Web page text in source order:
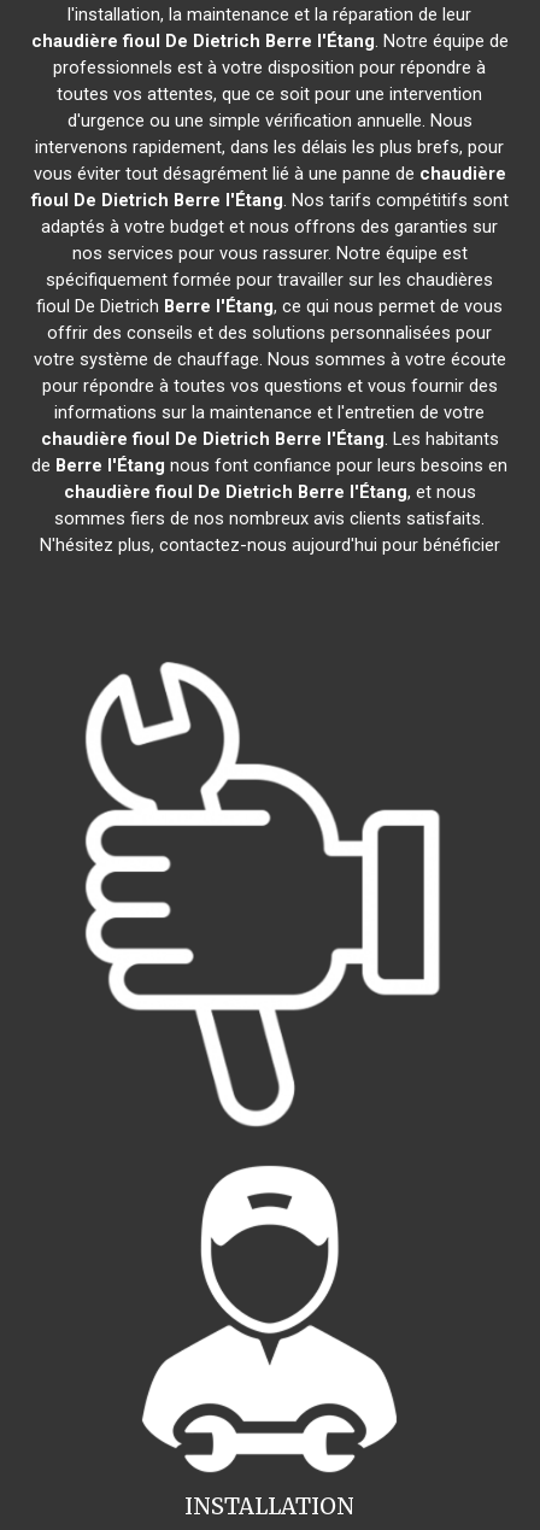
l'installation, la maintenance et la réparation de leur
chaudière fioul De Dietrich Berre l'Étang. Notre équipe de
professionnels est à votre disposition pour répondre à
toutes vos attentes, que ce soit pour une intervention
d'urgence ou une simple vérification annuelle. Nous
intervenons rapidement, dans les délais les plus brefs, pour
vous éviter tout désagrément lié à une panne de chaudière
fioul De Dietrich Berre l'Étang. Nos tarifs compétitifs sont
adaptés à votre budget et nous offrons des garanties sur
nos services pour vous rassurer. Notre équipe est
spécifiquement formée pour travailler sur les chaudières
fioul De Dietrich Berre l'Étang, ce qui nous permet de vous
offrir des conseils et des solutions personnalisées pour
votre système de chauffage. Nous sommes à votre écoute
pour répondre à toutes vos questions et vous fournir des
informations sur la maintenance et l'entretien de votre
chaudière fioul De Dietrich Berre l'Étang. Les habitants
de Berre l'Étang nous font confiance pour leurs besoins en
chaudière fioul De Dietrich Berre l'Étang, et nous
sommes fiers de nos nombreux avis clients satisfaits.
N'hésitez plus, contactez-nous aujourd'hui pour bénéficier
INSTALLATION